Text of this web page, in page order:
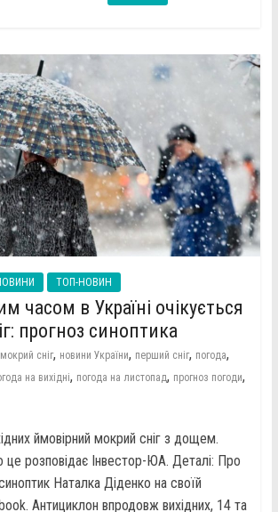
ТОП-НОВИН
часом в Україні очікується
прогноз синоптика
мокрий сніг, новини України, перший сніг, погода,
на вихідні, погода на листопад, прогноз погоди,
ймовірний мокрий сніг з дощем.
це розповідає Інвестор-ЮА. Деталі: Про
Наталка Діденко на своїй
Антициклон впродовж вихідних, 14 та